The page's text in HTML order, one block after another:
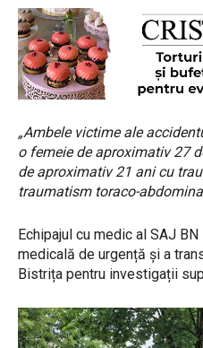
„Ambele victime ale
o femeie de aproximativ 27
de aproximativ 21 ani cu
traumatism toraco-
Echipajul cu medic al SAJ
medicală de urgență și a
Bistrița pentru investigații